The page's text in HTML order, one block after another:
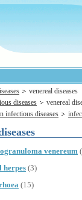
venereal diseases
diseases
venereal
infectious diseases
venereum
herpes(3)
(15)